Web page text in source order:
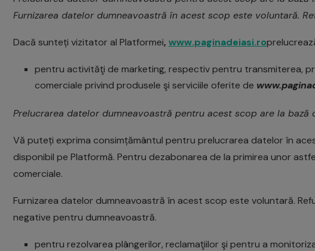
Furnizarea datelor dumneavoastră în acest scop este voluntară.
Dacă sunteți vizitator al Platformei, www.paginadeiasi.ro
pentru activităţi de marketing, respectiv pentru transmiterea,
comerciale privind produsele şi serviciile oferite de
Prelucrarea datelor dumneavoastră pentru acest scop are la
Vă puteți exprima consimțământul pentru prelucrarea datelor în
disponibil pe Platformă. Pentru dezabonarea de la primirea unor
comerciale.
Furnizarea datelor dumneavoastră în acest scop este voluntară.
negative pentru dumneavoastră.
pentru rezolvarea plângerilor, reclamaţiilor şi pentru a